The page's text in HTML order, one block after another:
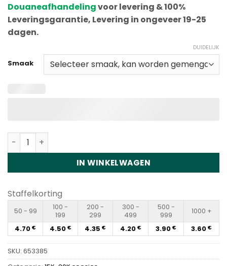
op
klantenbeoordeling
Douaneafhandelingvoor levering & 100%
Leveringsgarantie, Levering in ongeveer 19-25
dagen.
Smaak
DUIDELIJK
Vapme Shisha Hookah 15000 Puffs Disposable Vape
IN WINKELWAGEN
Staffelkorting
50 - 99
100 -
199
200 -
299
300 -
499
500 -
999
1000 +
4.70 € 4.50 € 4.35 € 4.20 € 3.90 € 3.60 €
SKU: 653385